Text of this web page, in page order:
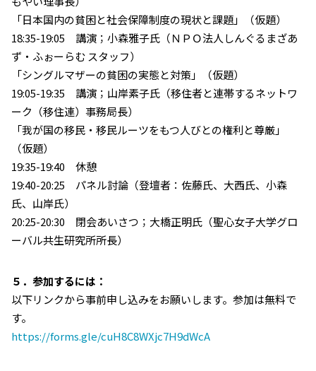
「日本国内の貧困と社会保障制度の現状と課題」（仮題）
18:35-19:05 講演；小森雅子氏（ＮＰＯ法人しんぐるまざあ
ず・ふぉーらむ スタッフ）
「シングルマザーの貧困の実態と対策」（仮題）
19:05-19:35 講演；山岸素子氏（移住者と連帯するネットワ
ーク（移住連）事務局長）
「我が国の移民・移民ルーツをもつ人びとの権利と尊厳」
（仮題）
19:35-19:40 休憩
19:40-20:25 パネル討論（登壇者：佐藤氏、大西氏、小森
氏、山岸氏）
20:25-20:30 閉会あいさつ；大橋正明氏（聖心女子大学グロ
ーバル共生研究所所長）
５．参加するには：
以下リンクから事前申し込みをお願いします。参加は無料で
す。
https://forms.gle/cuH8C8WXjc7H9dWcA